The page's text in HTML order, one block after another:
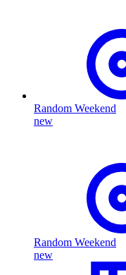
Random Weekend
new
Random Weekend
new